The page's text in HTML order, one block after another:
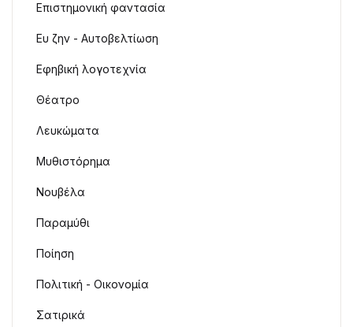
Επιστημονική φαντασία
Ευ ζην - Αυτοβελτίωση
Εφηβική λογοτεχνία
Θέατρο
Λευκώματα
Μυθιστόρημα
Νουβέλα
Παραμύθι
Ποίηση
Πολιτική - Οικονομία
Σατιρικά